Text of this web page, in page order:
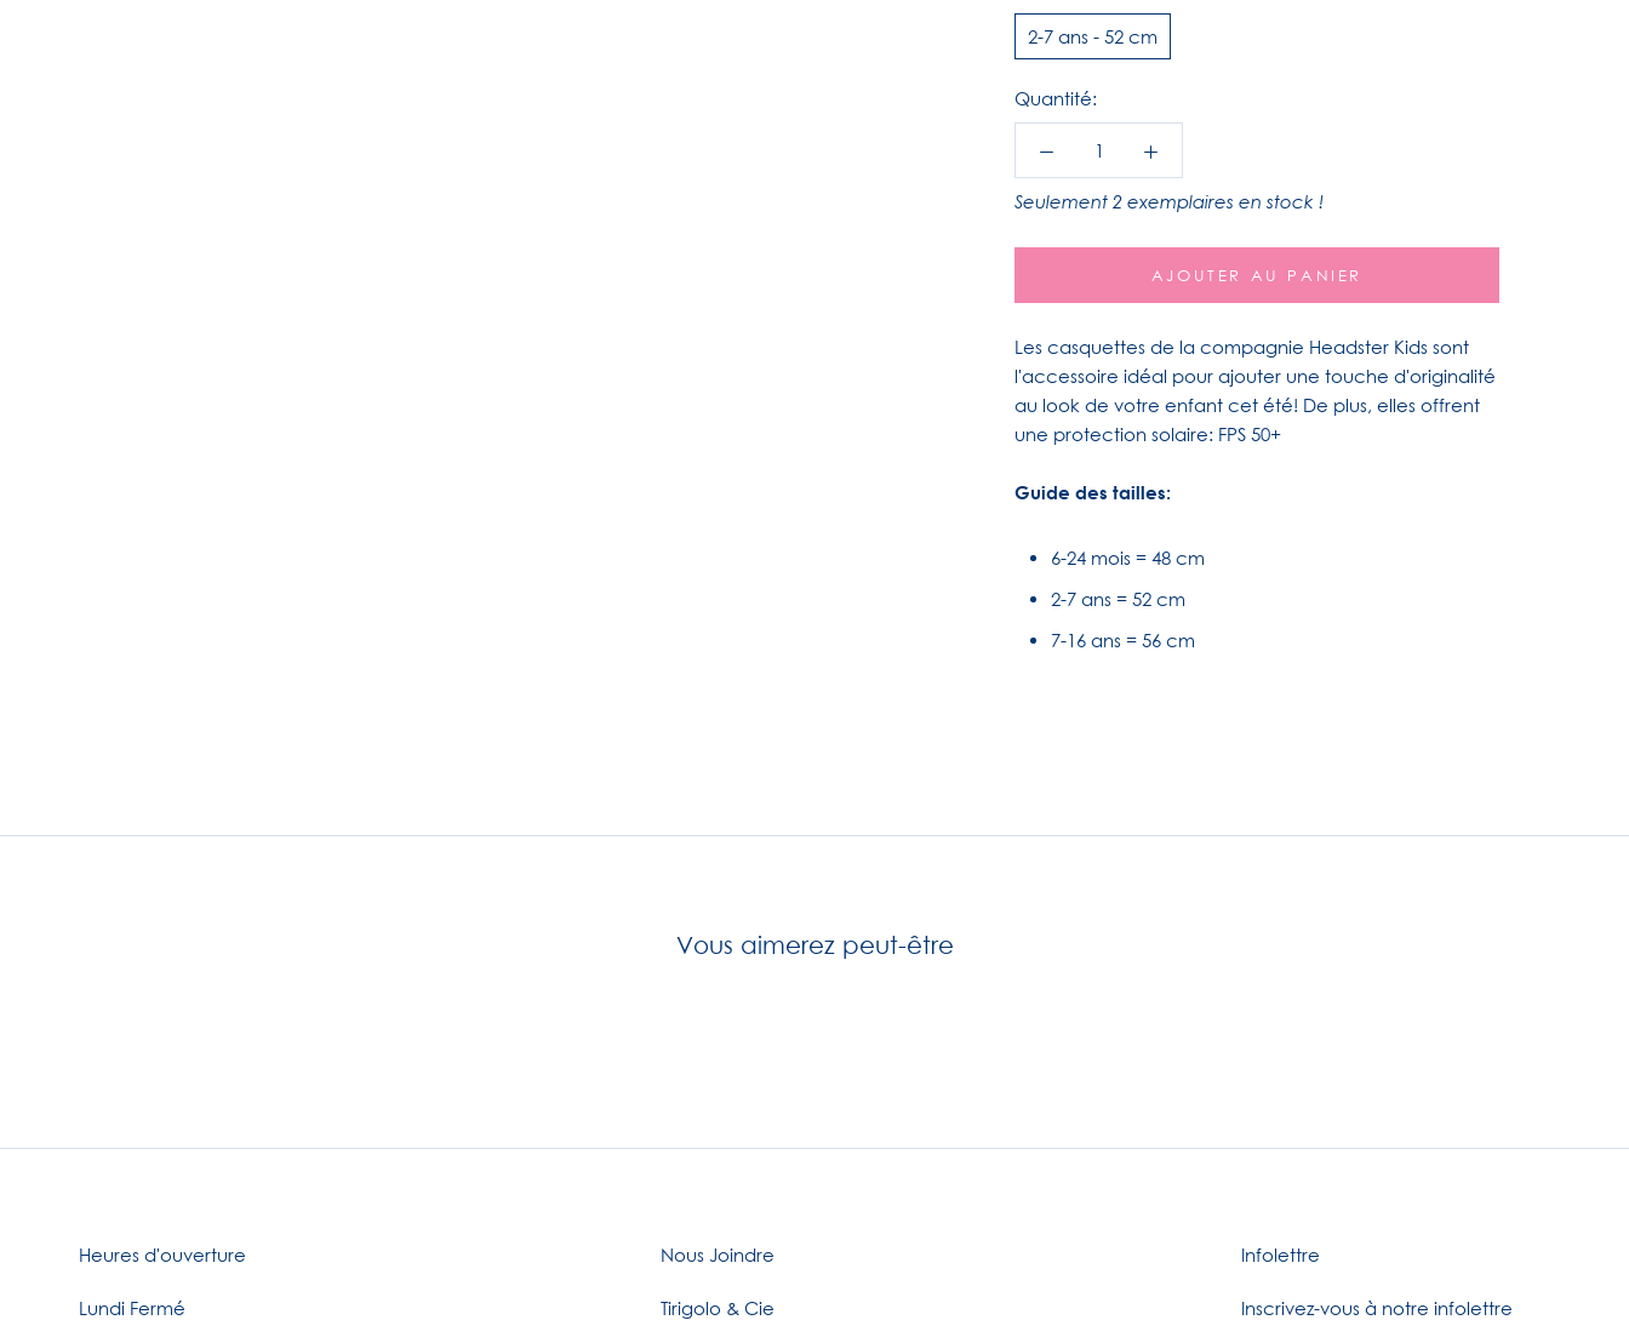
2-7 ans - 52 cm
Quantité:
Seulement 2 exemplaires en stock !
AJOUTER AU PANIER
Les casquettes de la compagnie Headster Kids sont
l'accessoire idéal pour ajouter une touche d'originalité
au look de votre enfant cet été! De plus, elles offrent
une protection solaire: FPS 50+
Guide des tailles:
6-24 mois = 48 cm
2-7 ans = 52 cm
7-16 ans = 56 cm
Vous aimerez peut-être
Heures d'ouverture
Lundi Fermé
Nous Joindre
Tirigolo & Cie
Infolettre
Inscrivez-vous à notre infolettre